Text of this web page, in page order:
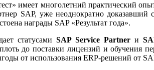
имеет многолетний практический
SAP, уже неоднократно
награды SAP «Результат года».
статусами SAP Service Partner и
до поставки лицензий и обучения
от использования ERP-решений от